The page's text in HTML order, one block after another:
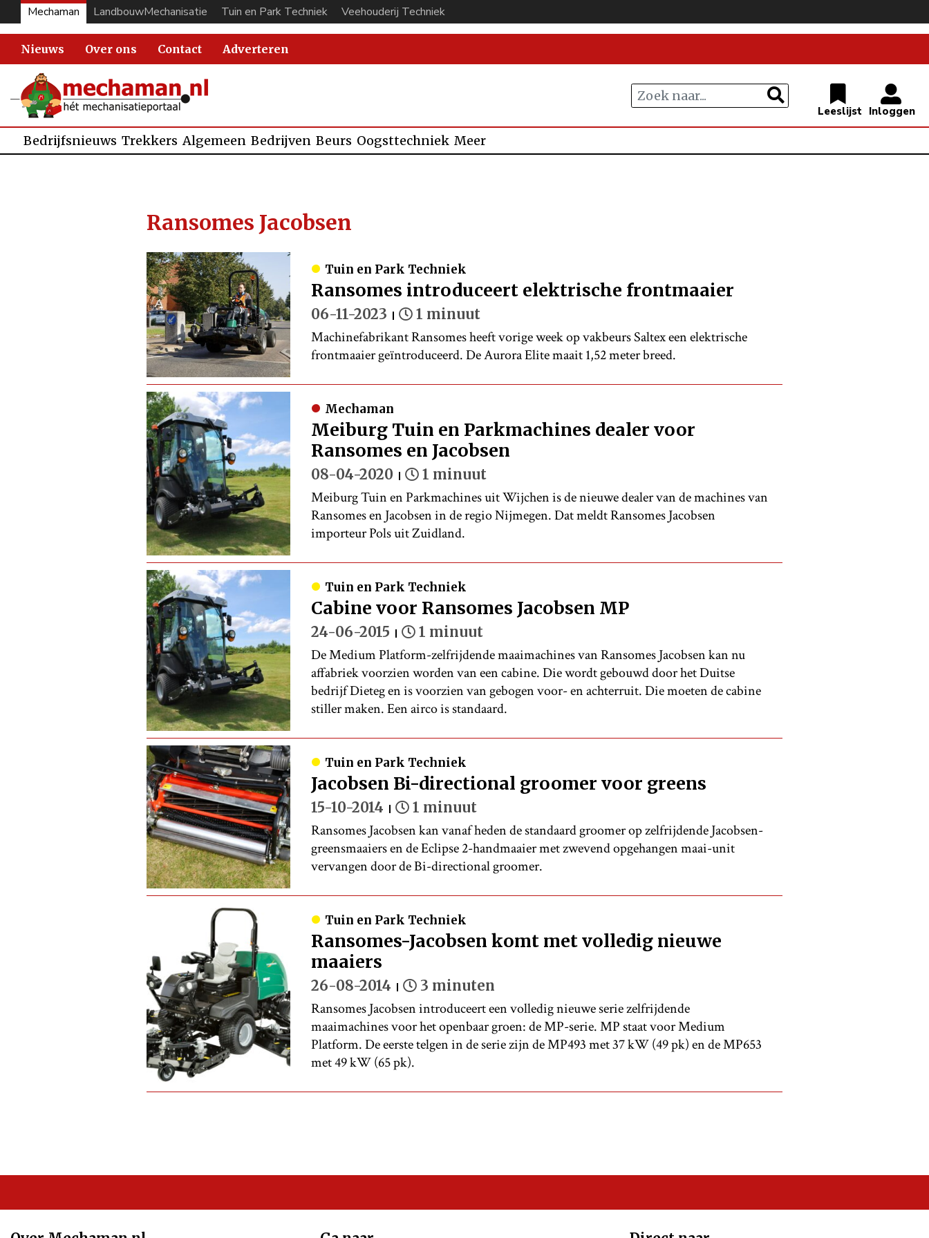
Mechaman LandbouwMechanisatie Tuin en Park Techniek Veehouderij Techniek
Nieuws Over ons Contact Adverteren
Bedrijfsnieuws Trekkers Algemeen Bedrijven Beurs Oogsttechniek Meer
Ransomes Jacobsen
Tuin en Park Techniek
Ransomes introduceert elektrische frontmaaier
06-11-2023 1 minuut
Machinefabrikant Ransomes heeft vorige week op vakbeurs Saltex een elektrische
frontmaaier geïntroduceerd. De Aurora Elite maait 1,52 meter breed.
Mechaman
Meiburg Tuin en Parkmachines dealer voor
Ransomes en Jacobsen
08-04-2020 1 minuut
Meiburg Tuin en Parkmachines uit Wijchen is de nieuwe dealer van de machines van
Ransomes en Jacobsen in de regio Nijmegen. Dat meldt Ransomes Jacobsen
importeur Pols uit Zuidland.
Tuin en Park Techniek
Cabine voor Ransomes Jacobsen MP
24-06-2015 1 minuut
De Medium Platform-zelfrijdende maaimachines van Ransomes Jacobsen kan nu
affabriek voorzien worden van een cabine. Die wordt gebouwd door het Duitse
bedrijf Dieteg en is voorzien van gebogen voor- en achterruit. Die moeten de cabine
stiller maken. Een airco is standaard.
Tuin en Park Techniek
Jacobsen Bi-directional groomer voor greens
15-10-2014 1 minuut
Ransomes Jacobsen kan vanaf heden de standaard groomer op zelfrijdende Jacobsen-
greensmaaiers en de Eclipse 2-handmaaier met zwevend opgehangen maai-unit
vervangen door de Bi-directional groomer.
Tuin en Park Techniek
Ransomes-Jacobsen komt met volledig nieuwe
maaiers
26-08-2014 3 minuten
Ransomes Jacobsen introduceert een volledig nieuwe serie zelfrijdende
maaimachines voor het openbaar groen: de MP-serie. MP staat voor Medium
Platform. De eerste telgen in de serie zijn de MP493 met 37 kW (49 pk) en de MP653
met 49 kW (65 pk).